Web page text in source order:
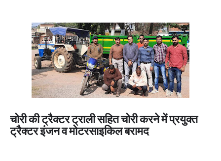
चोरी की ट्रैक्टर ट्राली सहित चोरी करने में प्रयुक्त
ट्रैक्टर इंजन व मोटरसाइकिल बरामद